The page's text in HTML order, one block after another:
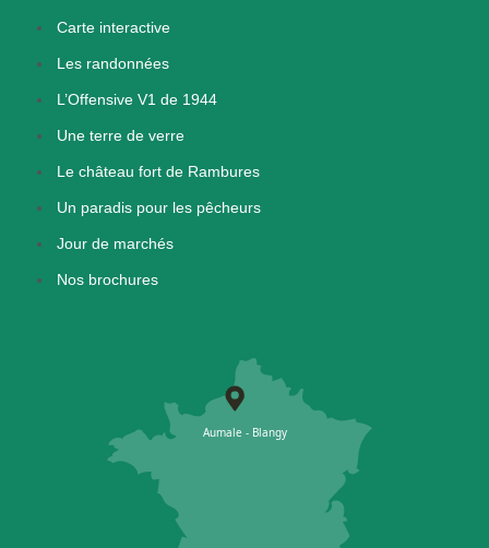
Carte interactive
Les randonnées
L’Offensive V1 de 1944
Une terre de verre
Le château fort de Rambures
Un paradis pour les pêcheurs
Jour de marchés
Nos brochures